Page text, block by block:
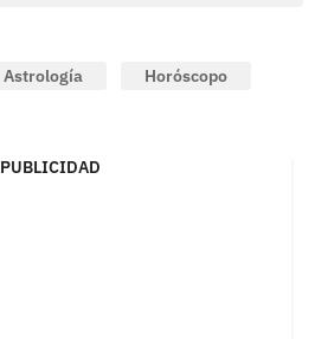
Astrología Horóscopo
PUBLICIDAD